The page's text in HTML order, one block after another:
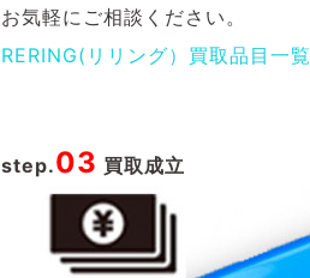
お気軽にご相談ください。
RERING(リリング）買取品目一覧
step.03 買取成立